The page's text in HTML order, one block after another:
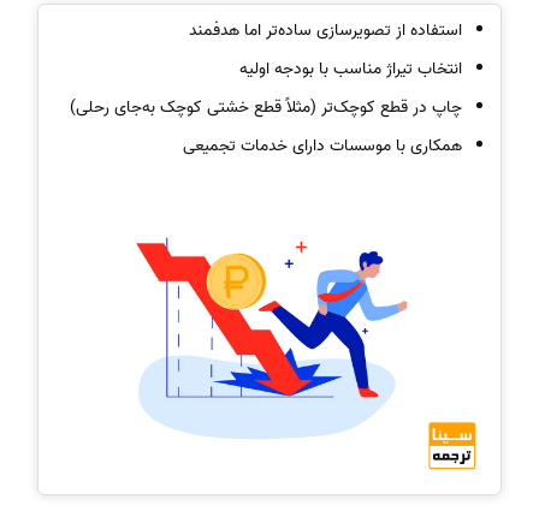
استفاده از تصویرسازی ساده‌تر اما هدفمند
انتخاب تیراژ مناسب با بودجه اولیه
چاپ در قطع کوچک‌تر (مثلاً قطع خشتی کوچک به‌جای رحلی)
همکاری با موسسات دارای خدمات تجمیعی